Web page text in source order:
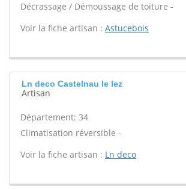
Décrassage / Démoussage de toiture -
Voir la fiche artisan : Astucebois
Ln deco Castelnau le lez
Artisan
Département: 34
Climatisation réversible -
Voir la fiche artisan : Ln deco